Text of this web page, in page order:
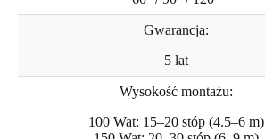
Gwarancja:
5 lat
Wysokość montażu:
100 Wat: 15–20 stóp (4.5–6 m)